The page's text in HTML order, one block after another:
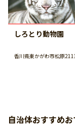
しろとり動物園
香川県東かがわ市松原
自治体おすすめ